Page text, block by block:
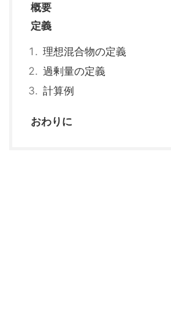
概要
定義
理想混合物の定義
過剰量の定義
計算例
おわりに